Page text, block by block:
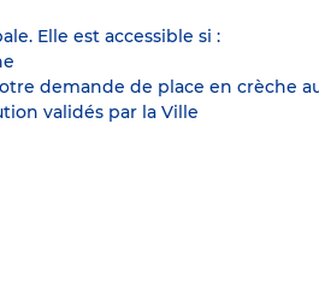
Elle est accessible si :
demande de place en crèche
validés par la Ville